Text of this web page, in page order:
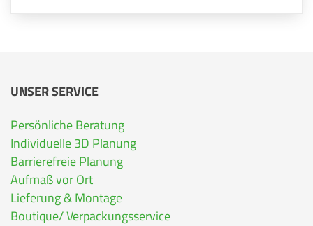
UNSER SERVICE
Persönliche Beratung
Individuelle 3D Planung
Barrierefreie Planung
Aufmaß vor Ort
Lieferung & Montage
Boutique/ Verpackungsservice